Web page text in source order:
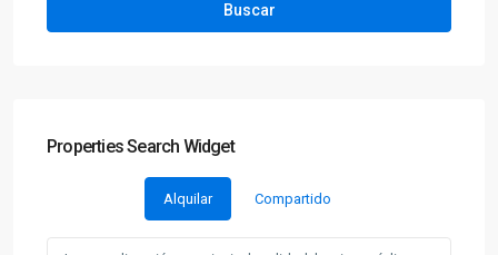
Buscar
Properties Search Widget
Alquilar Compartido